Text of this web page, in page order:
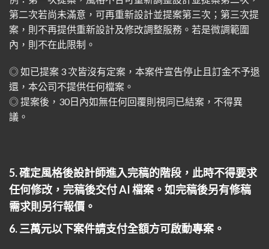
第二次若尚未滿意，可再重新設計並提案第三次；第三次提
案，則不再提供重新設計及修改調整服務。若是微調範圍
內，則不在此限制。
◎ 如已提案 3 次皆沒有定案，本案件宣告停止且訂金不予退
還，本公司不提供任何檔案。
◎ 提案後，30日內如無任何回覆則視同已結案，不得異
議。
5. 確定風格後設計師進入完稿的階段，此時不得要求
任何修改，完稿後交付 AI 檔案。如完稿後另有修稿
需求則另行報價。
6. 三萬元以下案件請支付全額方可啟動專案。